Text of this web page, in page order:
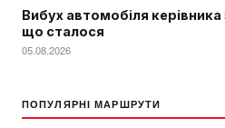
Вибух автомобіля керівника
що сталося
05.08.2026
ПОПУЛЯРНІ МАРШРУТИ